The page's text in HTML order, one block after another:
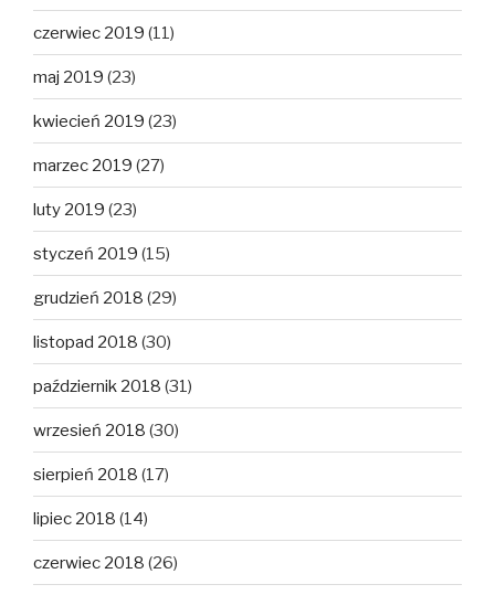
czerwiec 2019 (11)
maj 2019 (23)
kwiecień 2019 (23)
marzec 2019 (27)
luty 2019 (23)
styczeń 2019 (15)
grudzień 2018 (29)
listopad 2018 (30)
październik 2018 (31)
wrzesień 2018 (30)
sierpień 2018 (17)
lipiec 2018 (14)
czerwiec 2018 (26)